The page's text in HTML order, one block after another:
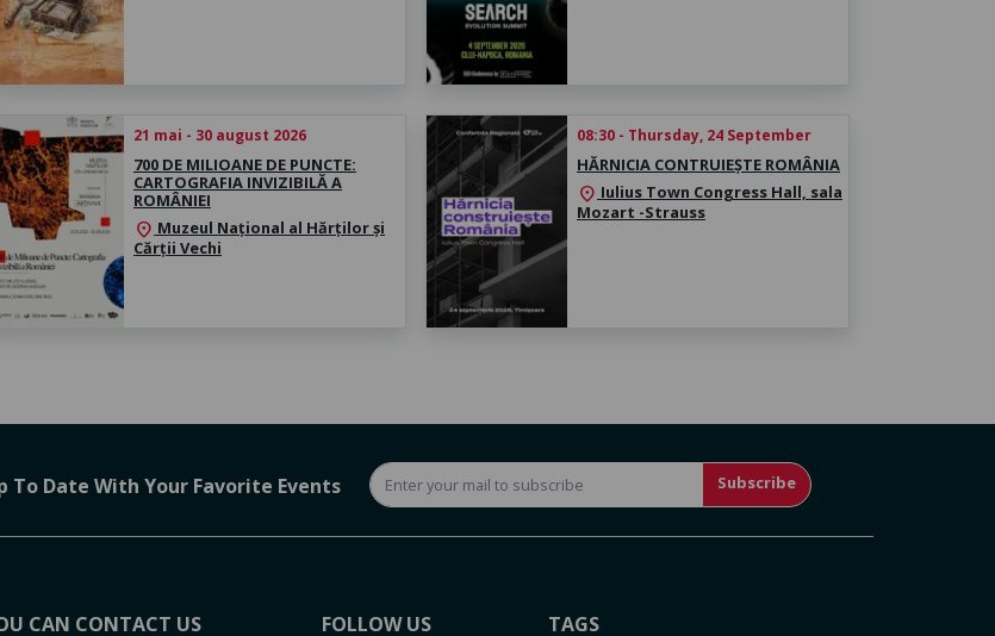
21 mai - 30 august 2026
700 DE MILIOANE DE PUNCTE:
CARTOGRAFIA INVIZIBILĂ A
ROMÂNIEI
location_on Muzeul Național al Hărților și
Cărții Vechi
08:30 - Thursday, 24 September
HĂRNICIA CONTRUIEȘTE ROMÂNIA
location_on Iulius Town Congress Hall, sala
Mozart -Strauss
To Date With Your Favorite Events Subscribe
CAN CONTACT US FOLLOW US TAGS